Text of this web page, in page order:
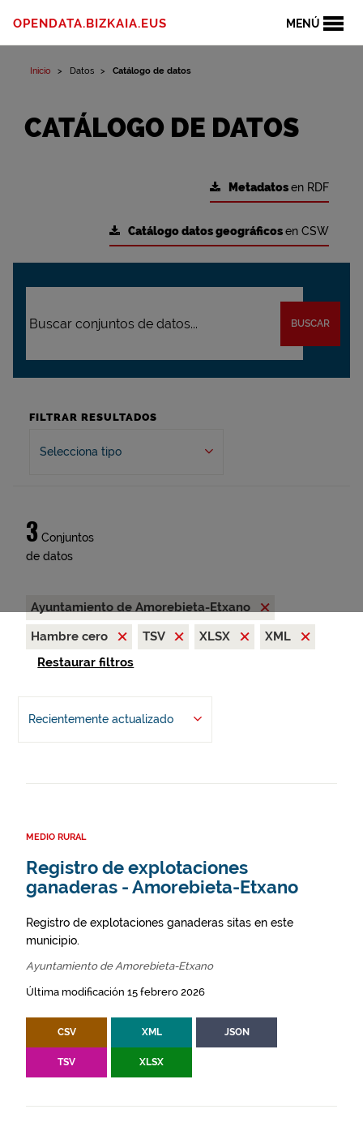
MENÚ
OPENDATA.BIZKAIA.EUS
Inicio Datos Catálogo de datos
CATÁLOGO DE DATOS
Metadatosen RDF
Catálogo datos geográficosen CSW
BUSCAR
FILTRAR RESULTADOS
Selecciona tipo
3 Conjuntos
de datos
Ayuntamiento de Amorebieta-Etxano
Hambre cero
TSV XLSX
XML
Restaurar filtros
Recientemente actualizado
MEDIO RURAL
Registro de explotaciones
ganaderas - Amorebieta-Etxano
Registro de explotaciones ganaderas sitas en este
municipio.
Ayuntamiento de Amorebieta-Etxano
Última modificación 15 febrero 2026
CSV XML JSON
TSV XLSX